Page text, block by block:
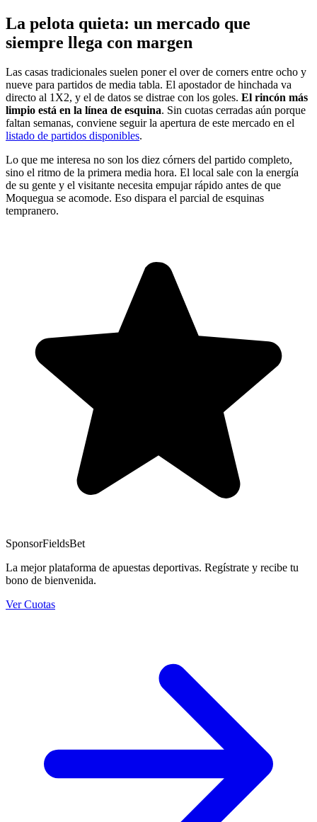
La pelota quieta: un mercado que
siempre llega con margen
Las casas tradicionales suelen poner el over de corners entre ocho y
nueve para partidos de media tabla. El apostador de hinchada va
directo al 1X2, y el de datos se distrae con los goles. El rincón más
limpio está en la línea de esquina. Sin cuotas cerradas aún porque
faltan semanas, conviene seguir la apertura de este mercado en el
listado de partidos disponibles.
Lo que me interesa no son los diez córners del partido completo,
sino el ritmo de la primera media hora. El local sale con la energía
de su gente y el visitante necesita empujar rápido antes de que
Moquegua se acomode. Eso dispara el parcial de esquinas
tempranero.
SponsorFieldsBet
La mejor plataforma de apuestas deportivas. Regístrate y recibe tu
bono de bienvenida.
Ver Cuotas